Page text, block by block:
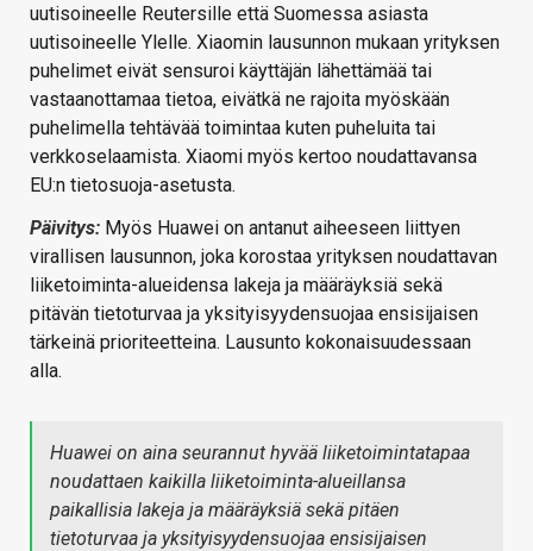
uutisoineelle Reutersille että Suomessa asiasta
uutisoineelle Ylelle. Xiaomin lausunnon mukaan yrityksen
puhelimet eivät sensuroi käyttäjän lähettämää tai
vastaanottamaa tietoa, eivätkä ne rajoita myöskään
puhelimella tehtävää toimintaa kuten puheluita tai
verkkoselaamista. Xiaomi myös kertoo noudattavansa
EU:n tietosuoja-asetusta.
Päivitys: Myös Huawei on antanut aiheeseen liittyen
virallisen lausunnon, joka korostaa yrityksen noudattavan
liiketoiminta-alueidensa lakeja ja määräyksiä sekä
pitävän tietoturvaa ja yksityisyydensuojaa ensisijaisen
tärkeinä prioriteetteina. Lausunto kokonaisuudessaan
alla.
Huawei on aina seurannut hyvää liiketoimintatapaa
noudattaen kaikilla liiketoiminta-alueillansa
paikallisia lakeja ja määräyksiä sekä pitäen
tietoturvaa ja yksityisyydensuojaa ensisijaisen